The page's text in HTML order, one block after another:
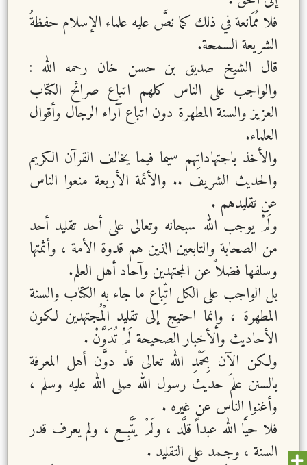
فلا مُمَانعة في ذلك كما نصَّ عليه علماء الإسلام حفظةُ
الشريعة السمحة.
قال الشيخ صديق بن حسن خان رحمه الله :
والواجب على الناس كلهم اتباع صرائح الكتاب
العزيز والسنة المطهرة دون اتباع آراء الرجال وأقوال
العلماء.
والأخذ باجتهاداتِهم سيما فيما يخالف القرآن الكريم
والحديث الشريف .. والأئمة الأربعة منعوا الناس
عن تقليدهم .
ولَمْ يوجب الله سبحانه وتعالى على أحد تقليد أحد
من الصحابة والتابعين الذين هم قدوة الأمة ، وأئمتها
وسلفها فضلاً عن المجتهدين وآحاد أهل العلم.
بل الواجب على الكل اتِّباع ما جاء به الكتاب والسنة
المطهرة ، وإنما احتيج إلى تقليد الْمُجتهدين لكون
الأحاديث والأخبار الصحيحة لَمْ تُدَوَّنْ .
ولكن الآن بِحَمْدِ الله تعالى قدْ دوَّن أهل المعرفة
بالسنن علمَ حديث رسول الله صلى الله عليه وسلم ،
وأغنوا الناس عن غيره .
فلا حيَّا الله عبداً قلَّد ، ولَمْ يَتَّبِع ، ولم يعرف قدر
السنة ، وجـمد على التقليد .